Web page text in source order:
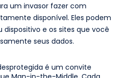
um invasor fazer com
disponível. Eles podem
dispositivo e os sites que você
seus dados.
é um convite